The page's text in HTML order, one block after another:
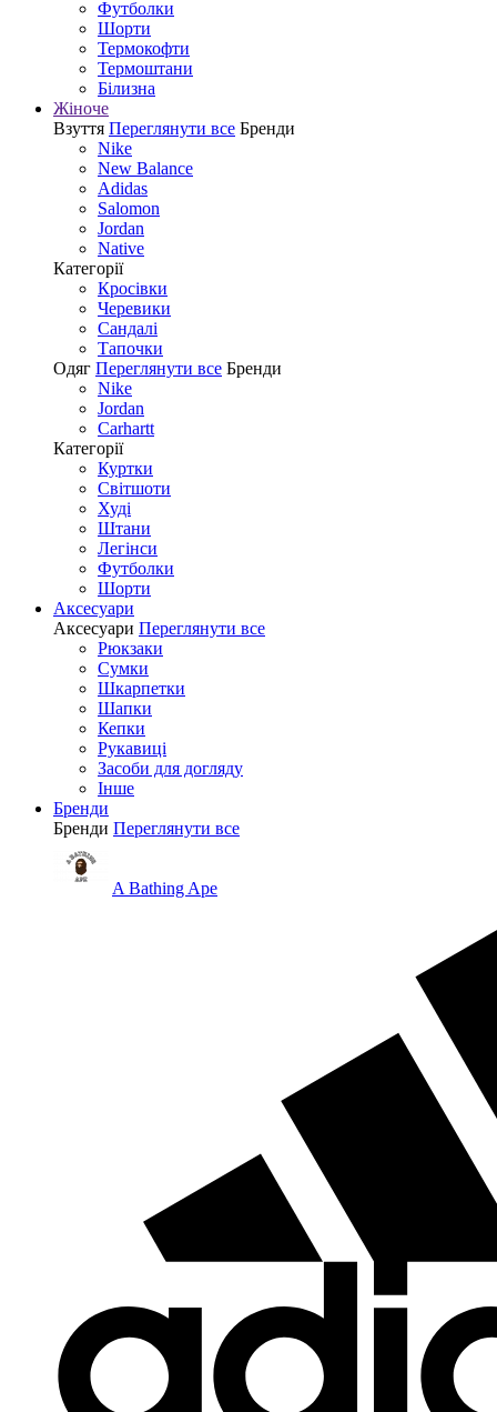
Футболки
Шорти
Термокофти
Термоштани
Білизна
Жіноче
Взуття Переглянути все Бренди
Nike
New Balance
Adidas
Salomon
Jordan
Native
Категорії
Кросівки
Черевики
Сандалі
Tапочки
Одяг Переглянути все Бренди
Nike
Jordan
Carhartt
Категорії
Куртки
Світшоти
Худі
Штани
Легінси
Футболки
Шорти
Аксесуари
Аксесуари Переглянути все
Рюкзаки
Сумки
Шкарпетки
Шапки
Кепки
Рукавиці
Засоби для догляду
Інше
Бренди
Бренди Переглянути все
A Bathing Ape